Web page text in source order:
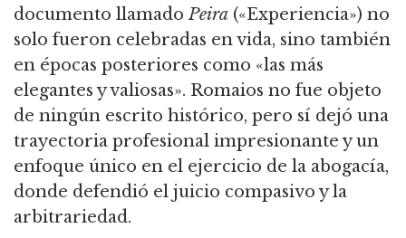
documento llamadoPeira («Experiencia») no
solo fueron celebradas en vida, sino también
en épocas posteriores como «las más
elegantes y valiosas». Romaios no fue objeto
de ningún escrito histórico, pero sí dejó una
trayectoria profesional impresionante y un
enfoque único en el ejercicio de la abogacía,
donde defendió el juicio compasivo y la
arbitrariedad.